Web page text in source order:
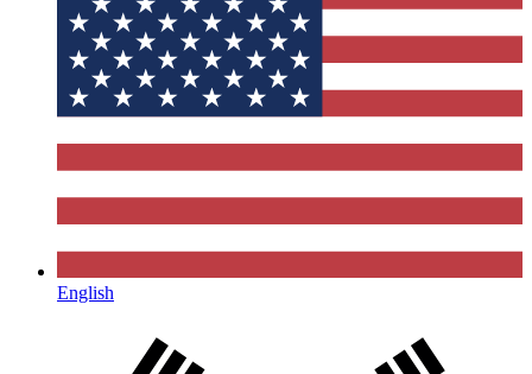
English